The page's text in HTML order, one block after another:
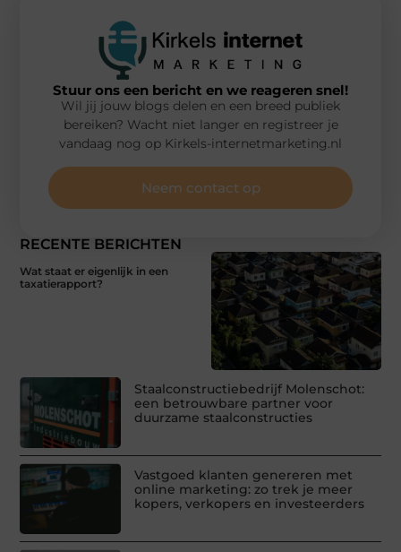
RECENTE BERICHTEN
Wat staat er eigenlijk in een
taxatierapport?
Staalconstructiebedrijf Molenschot:
een betrouwbare partner voor
duurzame staalconstructies
Vastgoed klanten genereren met
online marketing: zo trek je meer
kopers, verkopers en investeerders
Stuur ons een bericht en we reageren snel!
Wil jij jouw blogs delen en een breed publiek
bereiken? Wacht niet langer en registreer je
vandaag nog op Kirkels-internetmarketing.nl
Neem contact op